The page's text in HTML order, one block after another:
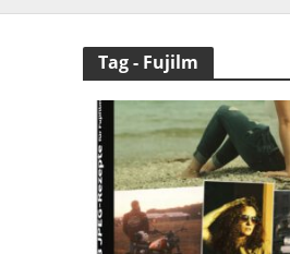
Tag - Fujilm